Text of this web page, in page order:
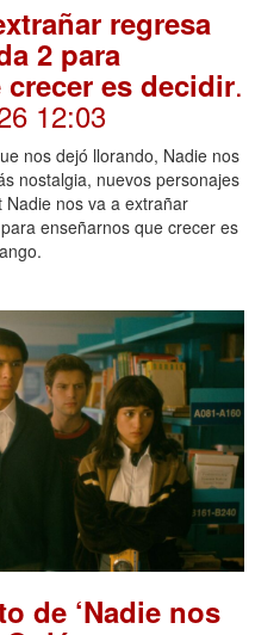
regresa
2 para
es decidir.
12:03
nos dejó llorando, Nadie nos
nostalgia, nuevos personajes
nos va a extrañar
enseñarnos que crecer es
de ‘Nadie nos